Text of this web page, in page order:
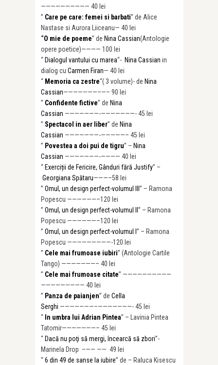
—————————— 40 lei
” Care pe care: femei si barbati” de Alice
Nastase si Aurora Liiceanu— 40 lei
“O mie de poeme” de Nina Cassian(Antologie
opere poetice)———— 100 lei
“Dialogul vantului cu marea“- Nina Cassian in
dialog cu Carmen Firan— 40 lei
“ Memoria ca zestre“( 3 volume)- de Nina
Cassian———————–—– 90 lei
” Confidente fictive” de Nina
Cassian ———————-———————- 45 lei
” Spectacol in aer liber” de Nina
Cassian ———————-—————– 45 lei
” Povestea a doi pui de tigru” – Nina
Cassian ———————-———— 40 lei
“Exerciții de Fericire, Gânduri fără Justify” –
Georgiana Spătaru———–58 lei
” Omul, un design perfect-volumul III” – Ramona
Popescu ——————–120 lei
” Omul, un design perfect-volumul II” – Ramona
Popescu ——————–120 lei
” Omul, un design perfect-volumul I” – Ramona
Popescu —————————-120 lei
” Cele mai frumoase iubiri” (Antologie Cartile
Tango) ———————– 40 lei
” Cele mai frumoase citate” ——————————
————————— 40 lei
” Panza de paianjen” de Cella
Serghi ———————–———————- 45 lei
“ In umbra lui Adrian Pintea” – Lavinia Pintea
Tatomir———————– 45 lei
“Dacă nu poţi să mergi, încearcă să zbori”-
Marinela Drop –—— —— 49 lei
“6 din 49 de sanse la iubire” de – Raluca Kisescu